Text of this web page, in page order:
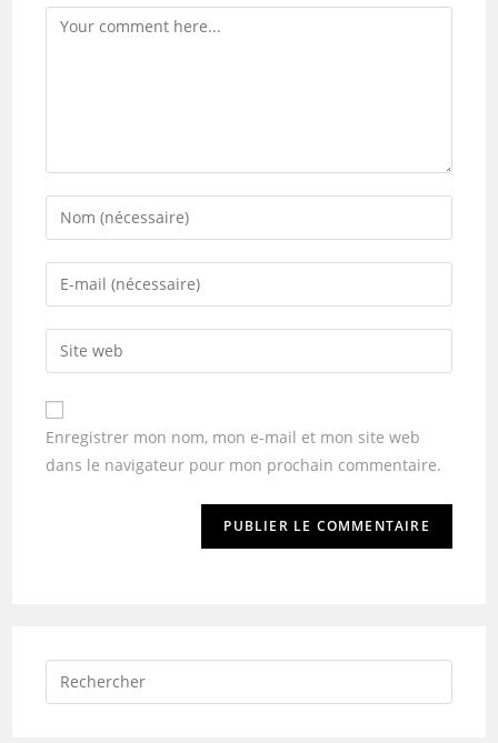
Enregistrer mon nom, mon e-mail et mon site web
dans le navigateur pour mon prochain commentaire.